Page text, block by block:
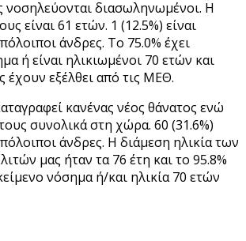
νοσηλεύονται διασωληνωμένοι. Η
είναι 61 ετών. 1 (12.5%) είναι
άνδρες. To 75.0% έχει
ή είναι ηλικιωμένοι 70 ετών και
έχουν εξέλθει από τις ΜΕΘ.
κανένας νέος θάνατος ενώ
συνολικά στη χώρα. 60 (31.6%)
άνδρες. Η διάμεση ηλικία των
μας ήταν τα 76 έτη και το 95.8%
νόσημα ή/και ηλικία 70 ετών